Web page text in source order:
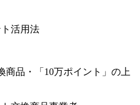
活用法
商品・「10万ポイント」の上